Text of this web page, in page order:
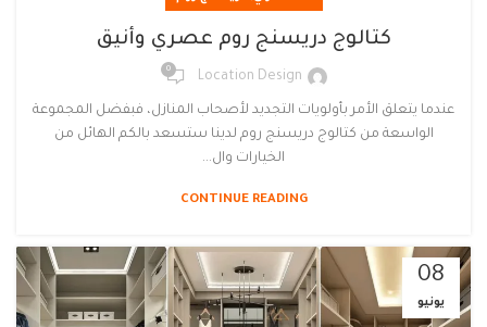
كتالوج دريسنج روم عصري وأنيق
Location Design
0
عندما يتعلق الأمر بأولويات التجديد لأصحاب المنازل، فبفضل المجموعة
الواسعة من كتالوج دريسنج روم لدينا ستسعد بالكم الهائل من
الخيارات وال...
CONTINUE READING
08
يونيو